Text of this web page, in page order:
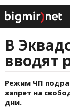
В
вводят
Режим ЧП
запрет на
дни.